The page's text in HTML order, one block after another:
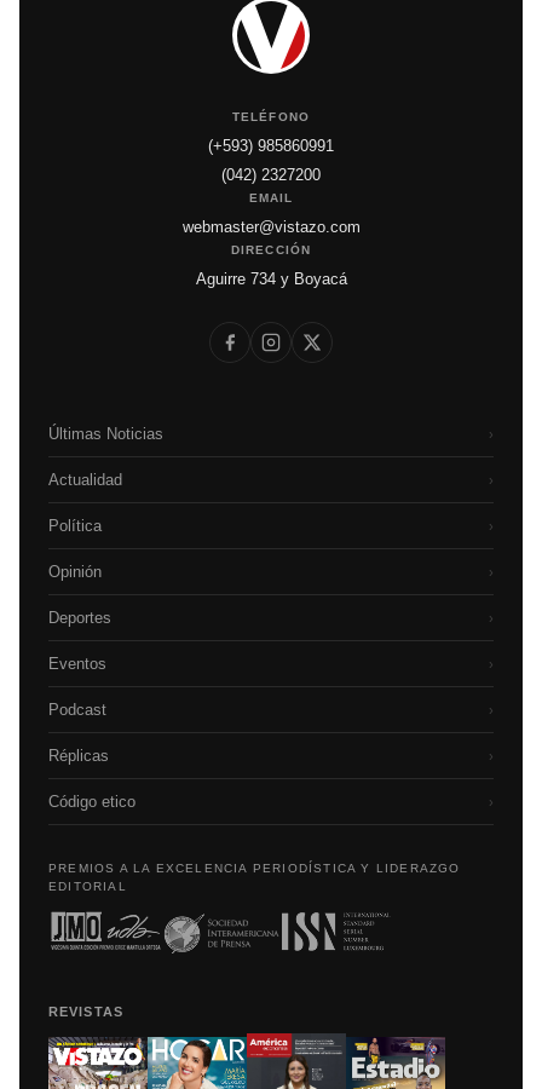
TELÉFONO
(+593) 985860991
(042) 2327200
EMAIL
webmaster@vistazo.com
DIRECCIÓN
Aguirre 734 y Boyacá
Últimas Noticias ›
Actualidad ›
Política ›
Opinión ›
Deportes ›
Eventos ›
Podcast ›
Réplicas ›
Código etico ›
PREMIOS A LA EXCELENCIA PERIODÍSTICA Y LIDERAZGO
EDITORIAL
REVISTAS